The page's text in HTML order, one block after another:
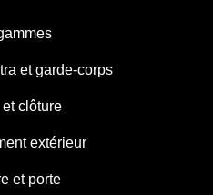
et garde-corps
clôture
extérieur
et porte